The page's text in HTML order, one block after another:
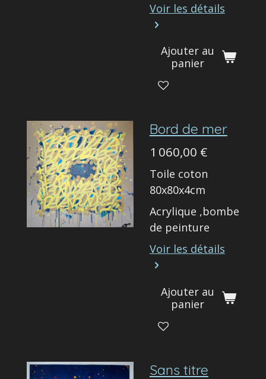
Voir les détails
Ajouter au
panier
Bord de mer
1 060,00 €
Toile coton
80x80x4cm
Acrylique ,bombe
de peinture
Voir les détails
Ajouter au
panier
Sans titre